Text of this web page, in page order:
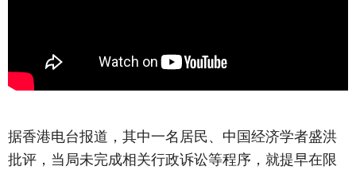
据香港电台报道，其中一名居民、中国经济学者盛洪
批评，当局未完成相关行政诉讼等程序，就提早在限